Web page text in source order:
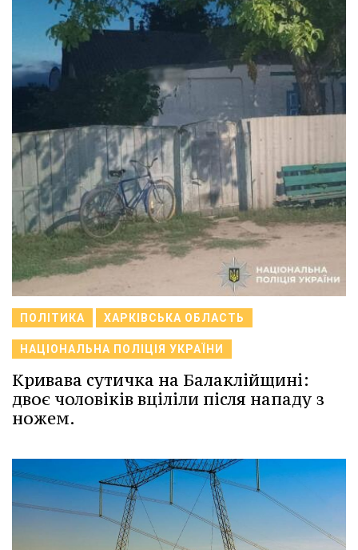
ПОЛІТИКА ХАРКІВСЬКА ОБЛАСТЬ
НАЦІОНАЛЬНА ПОЛІЦІЯ УКРАЇНИ
Кривава сутичка на Балаклійщині:
двоє чоловіків вціліли після нападу з
ножем.